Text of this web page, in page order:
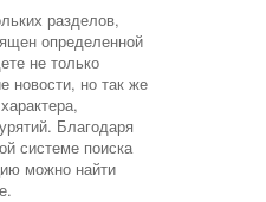
разделов,
определенной
не только
новости, но так же
Благодаря
системе поиска
можно найти